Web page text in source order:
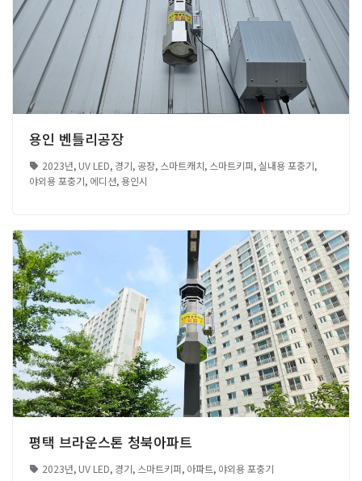
용인 벤틀리공장
2023년, UV LED, 경기, 공장, 스마트캐치, 스마트키퍼,실내용 포충기,
야외용 포충기, 에디션,용인시
평택 브라운스톤 청북아파트
2023년, UV LED, 경기, 스마트키퍼, 아파트, 야외용 포충기